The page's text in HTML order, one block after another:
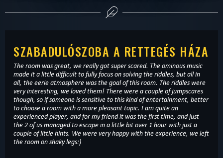
SZABADULÓSZOBA A RETTEGÉS HÁZA
The room was great, we really got super scared. The ominous music
made it a little difficult to fully focus on solving the riddles, but all in
all, the eerie atmosphere was the goal of this room. The riddles were
very interesting, we loved them! There were a couple of jumpscares
though, so if someone is sensitive to this kind of entertainment, better
to choose a room with a more pleasant topic. I am quite an
experienced player, and for my friend it was the first time, and just
the 2 of us managed to escape in a little bit over 1 hour with just a
couple of little hints. We were very happy with the experience, we left
the room on shaky legs:)